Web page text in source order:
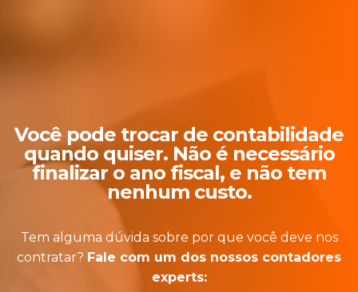
Você pode trocar de contabilidade
quando quiser. Não é necessário
finalizar o ano fiscal, e não tem
nenhum custo.
Tem alguma dúvida sobre por que você deve nos
contratar? Fale com um dos nossos contadores
experts: